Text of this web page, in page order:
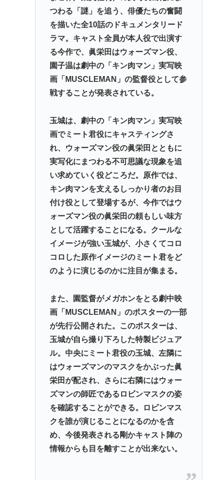
つわる「謎」を追う、俳優たちの奮闘
を描いた全10話のドキュメンタリード
ラマ。キャスト全員が本人役で出演す
る今作で、眞栄田はウォーズマン役、
園子温は劇中の「キン肉マン」実写映
画「MUSCLEMAN」の監督役として参
戦することが発表されている。
玉城は、劇中の「キン肉マン」実写映
画でミート君役にキャスティングさ
れ、ウォーズマン役の眞栄田とともに
実写化にまつわる不可思議な現象を追
い求めていく役どころだ。原作では、
キン肉マンを支えるしっかり者のお目
付け役として登場するが、今作ではウ
ォーズマン役の眞栄田の頼もしい味方
として活躍することになる。クールな
イメージが強い玉城が、小さくてコロ
コロした原作イメージのミート君をど
のように演じるのかに注目が集まる。
また、園監督がメガホンをとる劇中映
画「MUSCLEMAN」のポスターの一部
が先行公開された。このポスターは、
玉城が自ら撮り下ろした特製ビジュア
ル。中央にミート君役の玉城、左隣に
はウォーズマンのマスクをかぶった眞
栄田が配され、さらに右隣にはウォー
ズマンの師匠であるロビンマスクの姿
を確認することができる。ロビンマス
クを誰が演じることになるのかを含
め、今後発表される剛かキャスト陣の
情報からも目を離すことが出来ない。